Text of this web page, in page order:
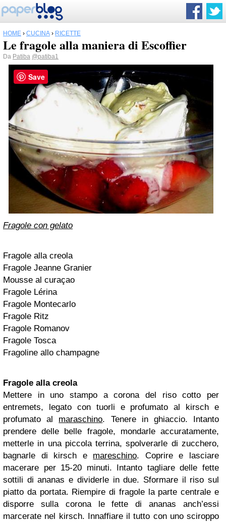
HOME › CUCINA › RICETTE
Le fragole alla maniera di Escoffier
Da Patiba @patiba1
Fragole con gelato
Fragole alla creola
Fragole Jeanne Granier
Mousse al curaçao
Fragole Lérina
Fragole Montecarlo
Fragole Ritz
Fragole Romanov
Fragole Tosca
Fragoline allo champagne
Fragole alla creola
Mettere in uno stampo a corona del riso cotto per
entremets, legato con tuorli e profumato al kirsch e
profumato al maraschino. Tenere in ghiaccio. Intanto
prendere delle belle fragole, mondarle accuratamente,
metterle in una piccola terrina, spolverarle di zucchero,
bagnarle di kirsch e mareschino. Coprire e lasciare
macerare per 15-20 minuti. Intanto tagliare delle fette
sottili di ananas e dividerle in due. Sformare il riso sul
piatto da portata. Riempire di fragole la parte centrale e
disporre sulla corona le fette di ananas anch’essi
marcerate nel kirsch. Innaffiare il tutto con uno sciroppo
Save